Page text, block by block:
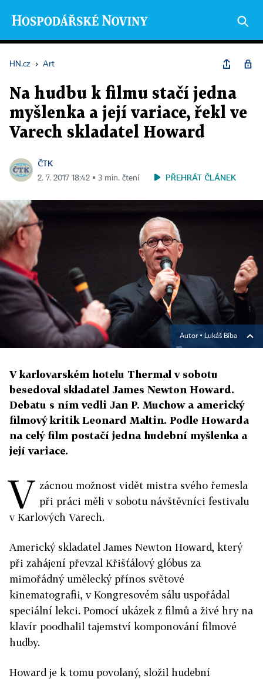
HN.cz › Art
Na hudbu k filmu stačí jedna
myšlenka a její variace, řekl ve
Varech skladatel Howard
ČTK
2. 7. 2017 18:42 ▪ 3 min. čtení PŘEHRÁT ČLÁNEK
Autor ▪ Lukáš Bíba
V karlovarském hotelu Thermal v sobotu
besedoval skladatel James Newton Howard.
Debatu s ním vedli Jan P. Muchow a americký
filmový kritik Leonard Maltin. Podle Howarda
na celý film postačí jedna hudební myšlenka a
její variace.
V zácnou možnost vidět mistra svého řemesla
při práci měli v sobotu návštěvníci festivalu
v Karlových Varech.
Americký skladatel James Newton Howard, který
při zahájení převzal Křišťálový glóbus za
mimořádný umělecký přínos světové
kinematografii, v Kongresovém sálu uspořádal
speciální lekci. Pomocí ukázek z filmů a živé hry na
klavír poodhalil tajemství komponování filmové
hudby.
Howard je k tomu povolaný, složil hudební